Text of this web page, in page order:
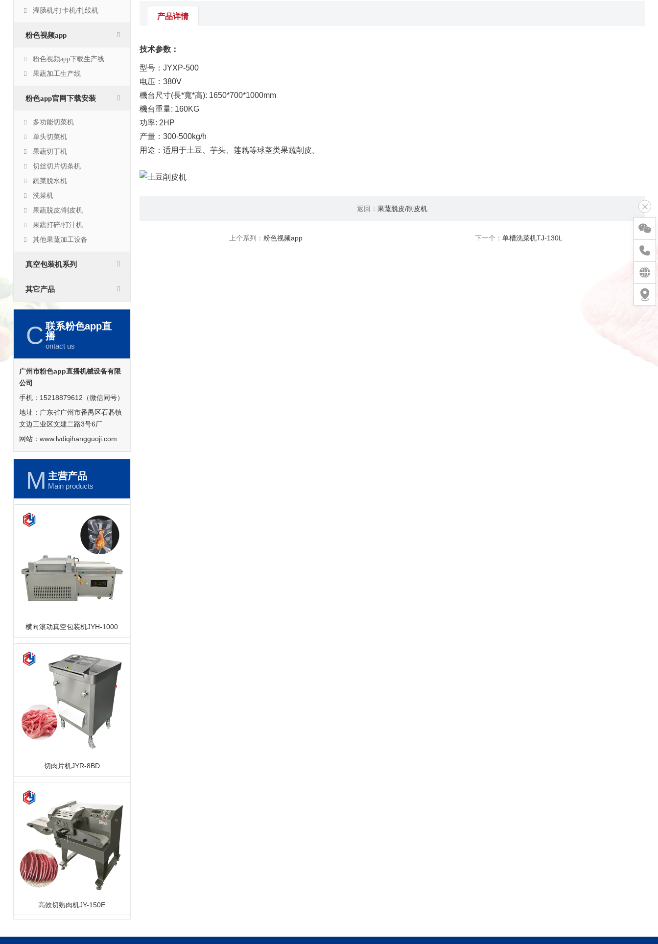
灌肠机/打卡机/扎线机
粉色视频app
粉色视频app下载生产线
果蔬加工生产线
粉色app官网下载安装
多功能切菜机
单头切菜机
果蔬切丁机
切丝切片切条机
蔬菜脱水机
洗菜机
果蔬脱皮/削皮机
果蔬打碎/打汁机
其他果蔬加工设备
真空包装机系列
其它产品
C 联系粉色app直
播
ontact us
广州市粉色app直播机械设备有限
公司
手机：15218879612（微信同号）
地址：广东省广州市番禺区石碁镇
文边工业区文建二路3号6厂
网站： www.lvdiqihangguoji.com
M 主营产品
Main products
横向滚动真空包装机JYH-1000
切肉片机JYR-8BD
高效切熟肉机JY-150E
产品详情
技术参数：
型号：JYXP-500
电压：380V
機台尺寸(長*寬*高): 1650*700*1000mm
機台重量: 160KG
功率: 2HP
产量：300-500kg/h
用途：适用于土豆、芋头、莲藕等球茎类果蔬削皮。
返回：果蔬脱皮/削皮机
上个系列： 粉色视频app 下一个： 单槽洗菜机TJ-130L